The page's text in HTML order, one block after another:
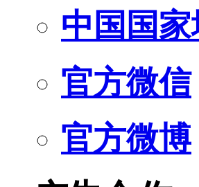
中国国
官方微信
官方微博